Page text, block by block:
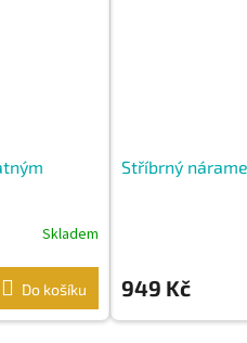
Skladem
Do košíku
Stříbrný
949 Kč